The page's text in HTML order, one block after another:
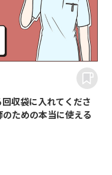
収袋に入れてくださ
ための本当に使える